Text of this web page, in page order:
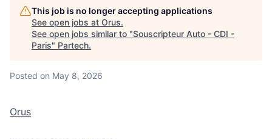
This job is no longer accepting applications
See open jobs at Orus.
See open jobs similar to "Souscripteur Auto - CDI -
Paris" Partech.
Posted on May 8, 2026
Orus